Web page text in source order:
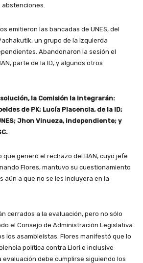
emitieron las bancadas de UNES, del
un grupo de la Izquierda
Abandonaron la sesión el
parte de la ID, y algunos otros
la Comisión la integrarán:
de PK; Lucía Placencia, de la ID;
Jhon Vinueza, independiente; y
generó el rechazo del BAN, cuyo jefe
Flores, mantuvo su cuestionamiento
aún a que no se les incluyera en la
cerrados a la evaluación, pero no sólo
el Consejo de Administración Legislativa
los asambleístas. Flores manifestó que lo
política contra Llori e inclusive
evaluación debe cumplirse siguiendo los